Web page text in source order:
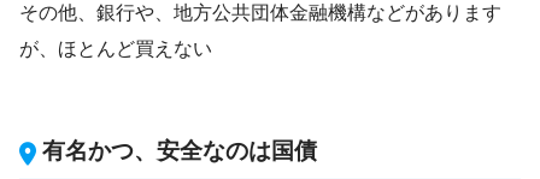
その他、銀行や、地方公共団体金融機構などがあります
が、ほとんど買えない
有名かつ、安全なのは国債